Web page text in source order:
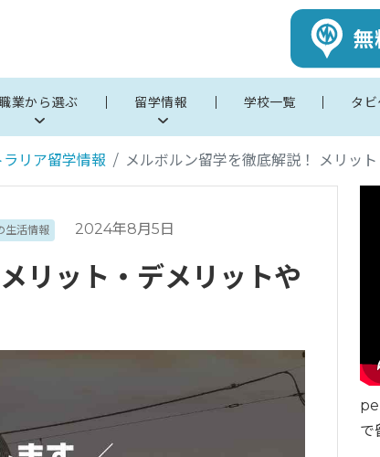
業から選ぶ 留学情報 学校一覧 タ
ラリア留学情報 メルボルン留学を徹底解説！ メリッ
生活情報 2024年8月5日
リット・デメリットや
で